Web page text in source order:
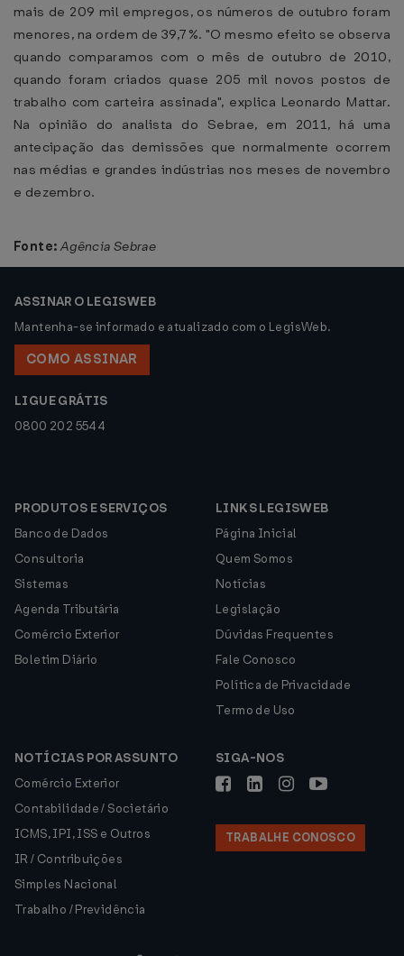
mais de 209 mil empregos, os números de outubro foram
menores, na ordem de 39,7%. "O mesmo efeito se observa
quando comparamos com o mês de outubro de 2010,
quando foram criados quase 205 mil novos postos de
trabalho com carteira assinada", explica Leonardo Mattar.
Na opinião do analista do Sebrae, em 2011, há uma
antecipação das demissões que normalmente ocorrem
nas médias e grandes indústrias nos meses de novembro
e dezembro.
Fonte: Agência Sebrae
ASSINAR O LEGISWEB
Mantenha-se informado e atualizado com o LegisWeb.
COMO ASSINAR
LIGUE GRÁTIS
0800 202 5544
PRODUTOS E SERVIÇOS
Banco de Dados
Consultoria
Sistemas
Agenda Tributária
Comércio Exterior
Boletim Diário
LINKS LEGISWEB
Página Inicial
Quem Somos
Notícias
Legislação
Dúvidas Frequentes
Fale Conosco
Política de Privacidade
Termo de Uso
NOTÍCIAS POR ASSUNTO
Comércio Exterior
Contabilidade / Societário
ICMS, IPI, ISS e Outros
IR / Contribuições
Simples Nacional
Trabalho / Previdência
SIGA-NOS
TRABALHE CONOSCO